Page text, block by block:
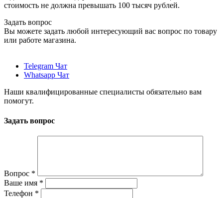
стоимость не должна превышать 100 тысяч рублей.
Задать вопрос
Вы можете задать любой интересующий вас вопрос по товару
или работе магазина.
Telegram Чат
Whatsapp Чат
Наши квалифицированные специалисты обязательно вам
помогут.
Задать вопрос
Вопрос *
Ваше имя *
Телефон *